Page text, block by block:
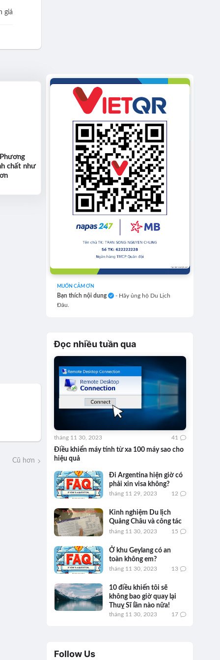
giá
chất như
Cũ hơn
MUỐN CẢM ƠN
Bạn thích nội dung
- Hãy ủng hộ Du Lịch
Đâu.
Đọc nhiều tuần qua
Điều khiển máy tính từ xa 100 máy sao cho
hiệu quả
tháng 11 30, 2023 41
Đi Argentina hiện giờ có
phải xin visa không?
tháng 11 29, 2023 12
Kinh nghiệm Du lịch
Quảng Châu và công tác
tháng 11 30, 2023 15
Ở khu Geylang có an
toàn không em?
tháng 11 30, 2023 13
10 điều khiến tôi sẽ
không bao giờ quay lại
Thuỵ Sĩ lần nào nữa!
tháng 11 30, 2023 17
Follow Us